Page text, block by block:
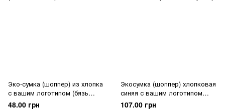
Эко-сумка (шоппер) из хлопка
с вашим логотипом (бязь
145г/м2)
48.00 грн
Экосумка (шоппер) хлопковая
синяя с вашим логотипом
(Бязь 145 гр/м2)
107.00 грн